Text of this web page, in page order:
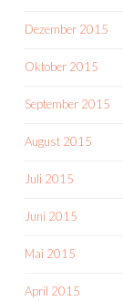
Dezember 2015
Oktober 2015
September 2015
August 2015
Juli 2015
Juni 2015
Mai 2015
April 2015